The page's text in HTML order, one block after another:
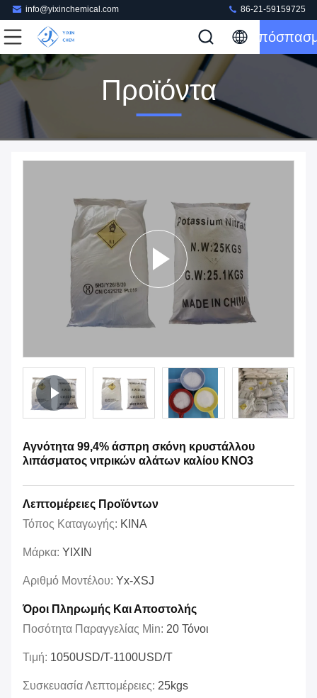
info@yixinchemical.com 86-21-59159725
Προϊόντα
Αγνότητα 99,4% άσπρη σκόνη κρυστάλλου
λιπάσματος νιτρικών αλάτων καλίου KNO3
Λεπτομέρειες Προϊόντων
Τόπος Καταγωγής: ΚΙΝΑ
Μάρκα: YIXIN
Αριθμό Μοντέλου: Yx-XSJ
Όροι Πληρωμής Και Αποστολής
Ποσότητα Παραγγελίας Min: 20 Τόνοι
Τιμή: 1050USD/T-1100USD/T
Συσκευασία Λεπτομέρειες: 25kgs